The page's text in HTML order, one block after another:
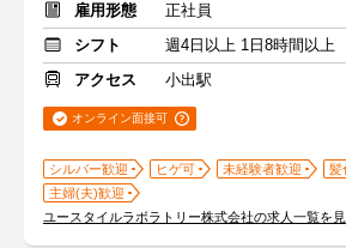
雇用形態
正社員
シフト
週4日以上 1日8時間以上
アクセス
小出駅
オンライン面接可
シルバー歓迎 ヒゲ可 未経験者歓迎
髪
主婦(夫)歓迎
ユースタイルラボラトリー株式会社の求人一覧を